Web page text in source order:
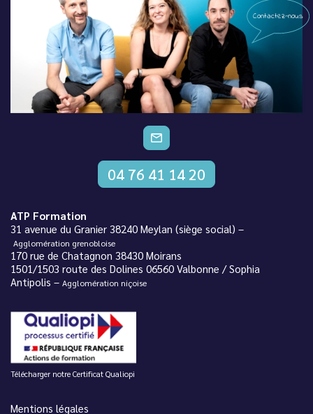
Contactez-nous
CONTACTEZ-NOUS
04 76 41 14 20
ATP Formation
31 avenue du Granier 38240 Meylan (siège social) –
Agglomération grenobloise
170 rue de Chatagnon 38430 Moirans
1501/1503 route des Dolines 06560 Valbonne / Sophia
Antipolis – Agglomération niçoise
Mentions légales
Télécharger notre Certificat Qualiopi